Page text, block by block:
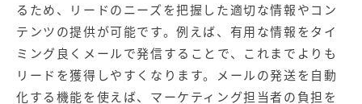
るため、リードのニーズを把握した適切な情報やコン
テンツの提供が可能です。例えば、有用な情報をタイ
ミング良くメールで発信することで、これまでよりも
リードを獲得しやすくなります。メールの発送を自動
化する機能を使えば、マーケティング担当者の負担を